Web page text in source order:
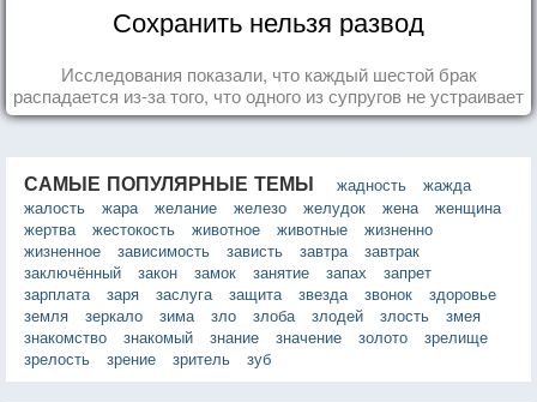
Сохранить нельзя развод
Исследования показали, что каждый шестой брак
распадается из-за того, что одного из супругов не устраивает
та роль, которая выпала ему в семье.
САМЫЕ ПОПУЛЯРНЫЕ ТЕМЫ жадность
жажда
жалость
жара желание железо желудок жена
женщина
жертва
жестокость животное животные
жизненно
жизненное
зависимость зависть завтра
завтрак
заключённый
закон замок занятие запах
запрет
зарплата
заря заслуга защита звезда звонок
здоровье
земля
зеркало зима зло злоба злодей злость
змея
знакомство
знакомый знание значение золото
зрелище
зрелость
зрение зритель зуб